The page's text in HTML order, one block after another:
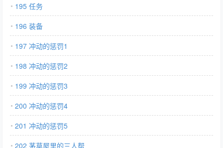
195 任务
196 装备
197 冲动的惩罚1
198 冲动的惩罚2
199 冲动的惩罚3
200 冲动的惩罚4
201 冲动的惩罚5
202 茅草屋里的三人帮